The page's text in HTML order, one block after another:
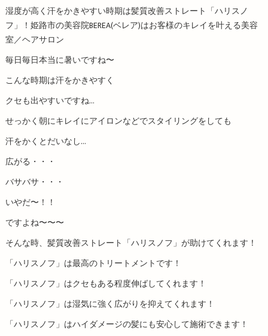
湿度が高く汗をかきやすい時期は髪質改善ストレート「ハリスノ
フ」！姫路市の美容院BEREA(ベレア)はお客様のキレイを叶える美容
室／ヘアサロン
毎日毎日本当に暑いですね〜
こんな時期は汗をかきやすく
クセも出やすいですね...
せっかく朝にキレイにアイロンなどでスタイリングをしても
汗をかくとだいなし...
広がる・・・
バサバサ・・・
いやだ〜！！
ですよね〜〜〜
そんな時、髪質改善ストレート「ハリスノフ」が助けてくれます！
「ハリスノフ」は最高のトリートメントです！
「ハリスノフ」はクセもある程度伸ばしてくれます！
「ハリスノフ」は湿気に強く広がりを抑えてくれます！
「ハリスノフ」はハイダメージの髪にも安心して施術できます！